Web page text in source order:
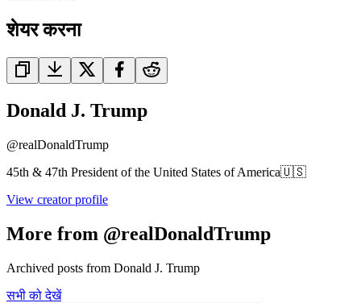
शेयर करना
Donald J. Trump
@realDonaldTrump
45th & 47th President of the United States of America🇺🇸
View creator profile
More from @realDonaldTrump
Archived posts from Donald J. Trump
सभी को देखें